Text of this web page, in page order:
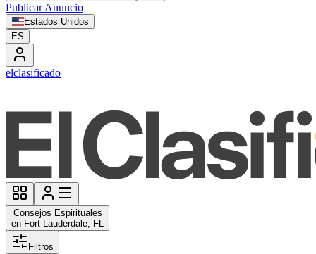
Publicar Anuncio
Estados Unidos
ES
elclasificado
Consejos Espirituales
en Fort Lauderdale, FL
Filtros